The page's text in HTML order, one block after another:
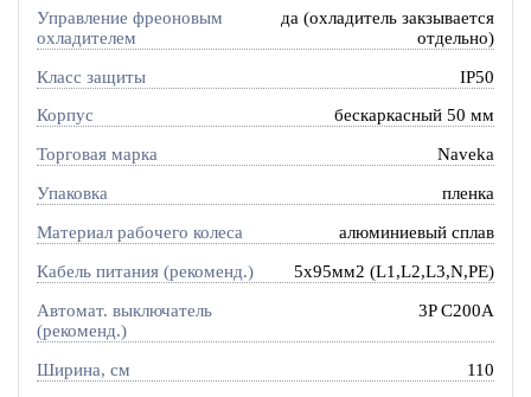
Управление фреоновым
охладителем
да (охладитель закзывается
отдельно)
Класс защиты IP50
Корпус бескаркасный 50 мм
Торговая марка Naveka
Упаковка пленка
Материал рабочего колеса алюминиевый сплав
Кабель питания (рекоменд.) 5х95мм2 (L1,L2,L3,N,PE)
Автомат. выключатель
(рекоменд.)
3P C200A
Ширина, см 110